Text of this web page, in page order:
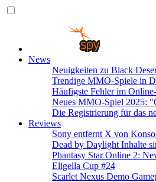
News
Neuigkeiten zu Black
Trendige MMO-Spiele in
Häufigste Fehler im
Neues MMO-Spiel 2025:
Die Registrierung für das
Reviews
Sony entfernt X von
Dead by Daylight Inhalte
Phantasy Star Online 2:
Eligella Cup #24
Scarlet Nexus Demo